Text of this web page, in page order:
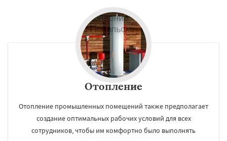
Отопление
Отопление промышленных помещений также предполагает
создание оптимальных рабочих условий для всех
сотрудников, чтобы им комфортно было выполнять